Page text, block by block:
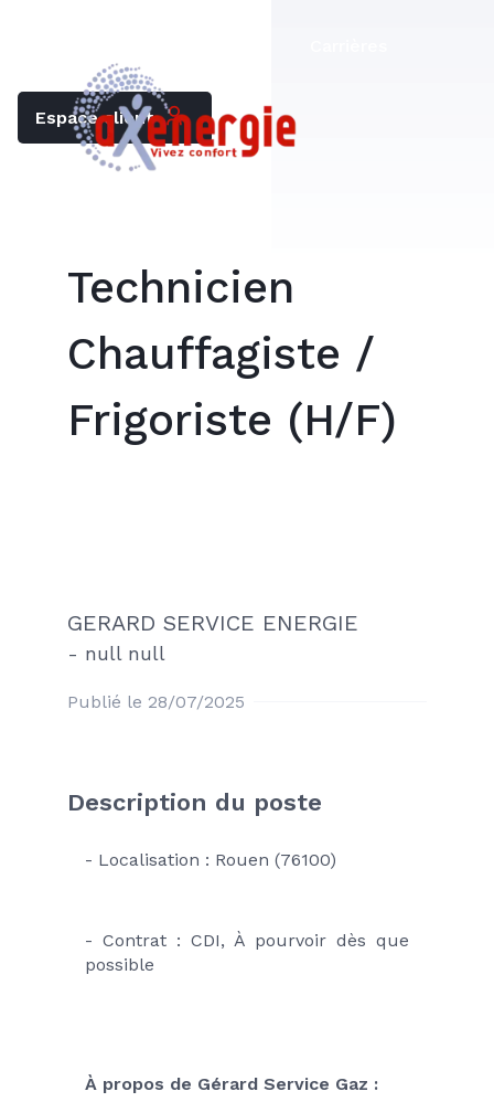
Espace client
Technicien
Chauffagiste /
Frigoriste (H/F)
GERARD SERVICE ENERGIE
- null null
Publié le 28/07/2025
Description du poste
- Localisation : Rouen (76100)
- Contrat : CDI, À pourvoir dès que
possible
À propos de Gérard Service Gaz :